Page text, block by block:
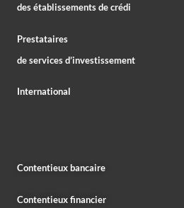
des établissements de crédi
Prestataires
de services d’investissement
International
Contentieux bancaire
Contentieux financier